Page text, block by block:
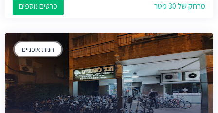
מרחק של 30 מטר פרטים נוספים
חנות אופניים